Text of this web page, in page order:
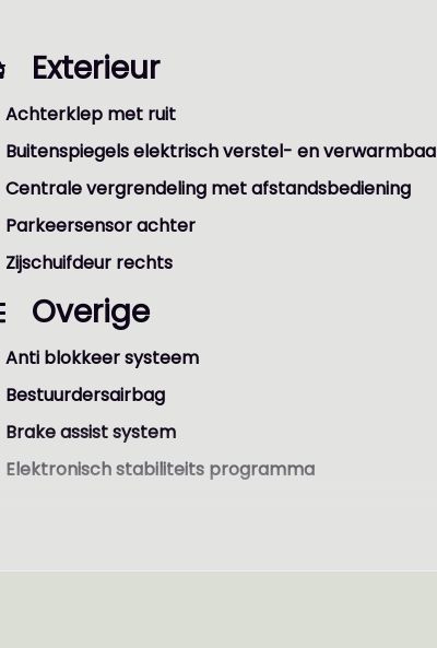
Exterieur
Achterklep met ruit
Buitenspiegels elektrisch verstel- en
Centrale vergrendeling met afstandsbediening
Parkeersensor achter
Zijschuifdeur rechts
Overige
Anti blokkeer systeem
Bestuurdersairbag
Brake assist system
Elektronisch stabiliteits programma